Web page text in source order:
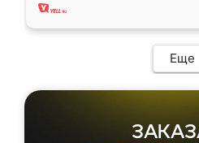
Еще